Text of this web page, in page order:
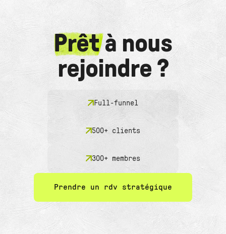
Prêtà nous
rejoindre ?
Full-funnel
500+ clients
300+ membres
Prendre un rdv stratégique